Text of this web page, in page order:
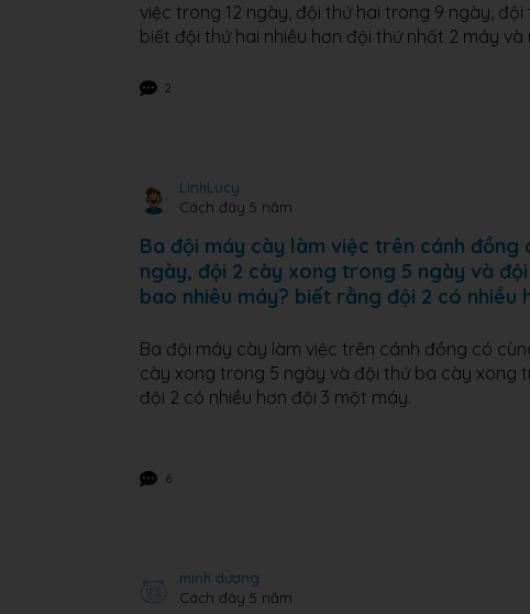
việc trong 12 ngày, đội thứ hai trong 9 ngày,
biết đội thứ hai nhiều hơn đội thứ nhất 2 máy
2
LinhLucy
Cách đây 5 năm
Ba đội máy cày làm việc trên cánh
ngày, đội 2 cày xong trong 5 ngày và
bao nhiêu máy? biết rằng đội 2 có nhiều
Ba đội máy cày làm việc trên cánh đồng có
cày xong trong 5 ngày và đội thứ ba cày xong
đội 2 có nhiều hơn đội 3 một máy.
6
minh dương
Cách đây 5 năm